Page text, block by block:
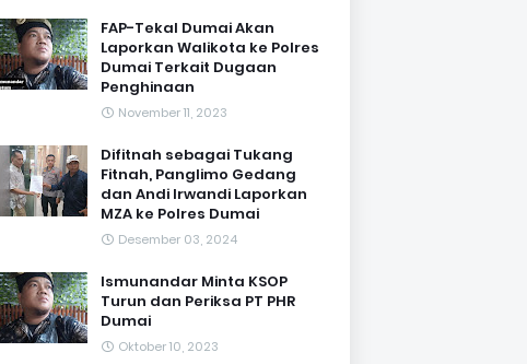
FAP-Tekal Dumai Akan
Laporkan Walikota ke Polres
Dumai Terkait Dugaan
Penghinaan
November 11, 2023
Difitnah sebagai Tukang
Fitnah, Panglimo Gedang
dan Andi Irwandi Laporkan
MZA ke Polres Dumai
Desember 03, 2024
Ismunandar Minta KSOP
Turun dan Periksa PT PHR
Dumai
Oktober 10, 2023